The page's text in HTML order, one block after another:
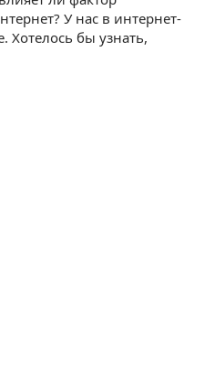
У нас в интернет-
Хотелось бы узнать,